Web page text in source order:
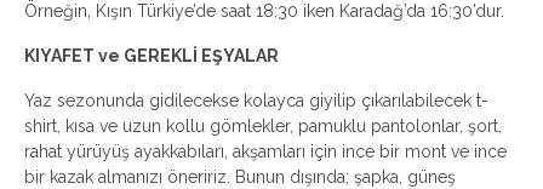
Örneğin, Kışın Türkiye’de saat 18:30 iken Karadağ’da 16:30’dur.
KIYAFET ve GEREKLİ EŞYALAR
Yaz sezonunda gidilecekse kolayca giyilip çıkarılabilecek t-
shirt, kısa ve uzun kollu gömlekler, pamuklu pantolonlar, şort,
rahat yürüyüş ayakkabıları, akşamları için ince bir mont ve ince
bir kazak almanızı öneririz. Bunun dışında; şapka, güneş